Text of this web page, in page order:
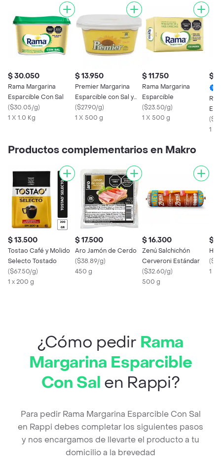
$ 30.050
Rama Margarina
Esparcible Con Sal
($30.05/g)
1 X 1.0 Kg
$ 13.950
Premier Margarina
Esparcible con Sal y
Vitamina E
($27.90/g)
1 X 500 g
$ 11.750
Rama Margarina
Esparcible
($23.50/g)
1 X 500 g
$
(
1 X
Productos complementarios en Makro
$ 13.500
Tostao Café y Molido
Selecto Tostado
($67.50/g)
1 x 200 g
$ 17.500
Aro Jamón de Cerdo
($38.89/g)
450 g
$ 16.300
Zenú Salchichón
Cerveroni Estándar
($32.60/g)
500 g
$
(
1 X
¿Cómo pedir Rama
Margarina Esparcible
Con Sal en Rappi?
Para pedir Rama Margarina Esparcible Con Sal
en Rappi debes completar los siguientes pasos
y nos encargamos de llevarte el producto a tu
domicilio a la brevedad